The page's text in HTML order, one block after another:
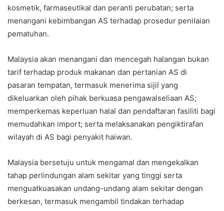
kosmetik, farmaseutikal dan peranti perubatan; serta
menangani kebimbangan AS terhadap prosedur penilaian
pematuhan.
Malaysia akan menangani dan mencegah halangan bukan
tarif terhadap produk makanan dan pertanian AS di
pasaran tempatan, termasuk menerima sijil yang
dikeluarkan oleh pihak berkuasa pengawalseliaan AS;
memperkemas keperluan halal dan pendaftaran fasiliti bagi
memudahkan import; serta melaksanakan pengiktirafan
wilayah di AS bagi penyakit haiwan.
Malaysia bersetuju untuk mengamal dan mengekalkan
tahap perlindungan alam sekitar yang tinggi serta
menguatkuasakan undang-undang alam sekitar dengan
berkesan, termasuk mengambil tindakan terhadap